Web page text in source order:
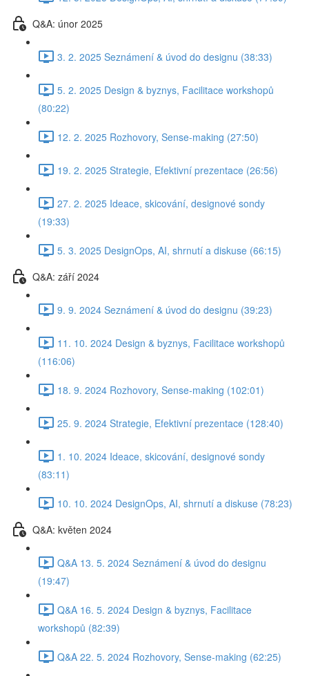
Q&A: únor 2025
3. 2. 2025 Seznámení & úvod do designu (38:33)
5. 2. 2025 Design & byznys, Facilitace workshopů
(80:22)
12. 2. 2025 Rozhovory, Sense-making (27:50)
19. 2. 2025 Strategie, Efektivní prezentace (26:56)
27. 2. 2025 Ideace, skicování, designové sondy
(19:33)
5. 3. 2025 DesignOps, AI, shrnutí a diskuse (66:15)
Q&A: září 2024
9. 9. 2024 Seznámení & úvod do designu (39:23)
11. 10. 2024 Design & byznys, Facilitace workshopů
(116:06)
18. 9. 2024 Rozhovory, Sense-making (102:01)
25. 9. 2024 Strategie, Efektivní prezentace (128:40)
1. 10. 2024 Ideace, skicování, designové sondy
(83:11)
10. 10. 2024 DesignOps, AI, shrnutí a diskuse (78:23)
Q&A: květen 2024
Q&A 13. 5. 2024 Seznámení & úvod do designu
(19:47)
Q&A 16. 5. 2024 Design & byznys, Facilitace
workshopů (82:39)
Q&A 22. 5. 2024 Rozhovory, Sense-making (62:25)